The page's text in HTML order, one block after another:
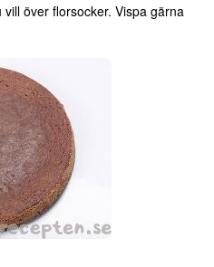
vill över florsocker. Vispa gärna